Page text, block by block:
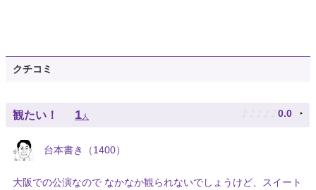
クチコミ
観たい！ 1人 ♪ ♪ ♪ ♪ ♪ 0.0
台本書き（1400）
大阪での公演なので なかなか観られないでしょうけど、スイート